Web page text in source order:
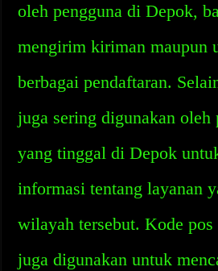
oleh pengguna di Depok,
mengirim kiriman maupun
berbagai pendaftaran.
juga sering digunakan oleh
yang tinggal di Depok
informasi tentang layanan
wilayah tersebut. Kode
juga digunakan untuk